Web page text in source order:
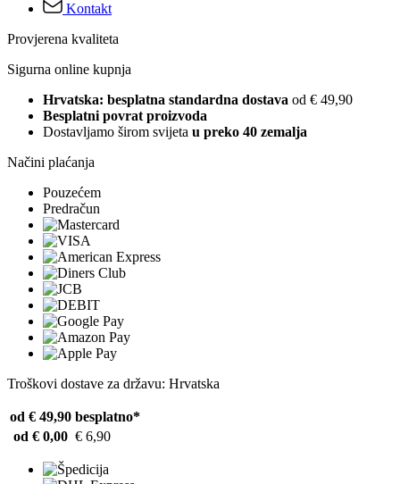
Kontakt
Provjerena kvaliteta
Sigurna online kupnja
Hrvatska: besplatna standardna dostava od € 49,90
Besplatni povrat proizvoda
Dostavljamo širom svijeta u preko 40 zemalja
Načini plaćanja
Pouzećem
Predračun
Troškovi dostave za državu: Hrvatska
od € 49,90 besplatno*
od € 0,00 € 6,90